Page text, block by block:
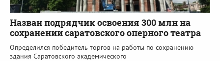
Назван подрядчик освоения 300 млн на
сохранении саратовского оперного театра
Определился победитель торгов на работы по сохранению
здания Саратовского академического